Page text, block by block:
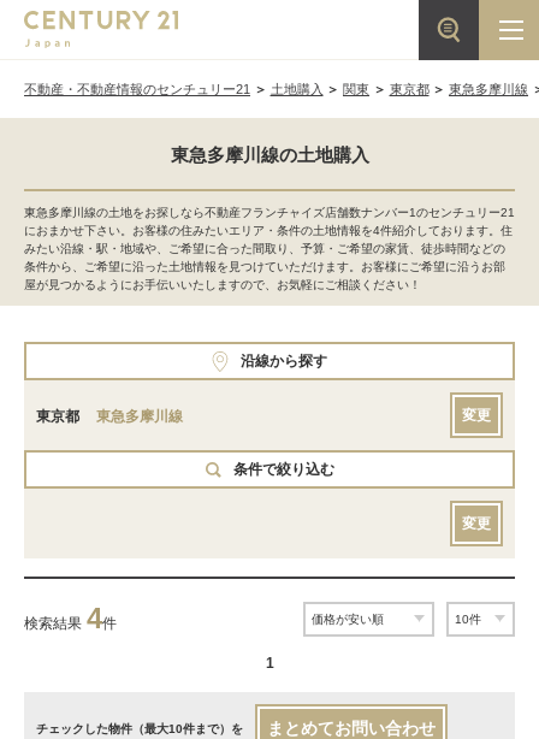
不動産・不動産情報のセンチュリー21 土地購入 関東 東京都 東急多摩川線
東急多摩川線の土地購入
東急多摩川線の土地をお探しなら不動産フランチャイズ店舗数ナンバー1のセンチュリー21
におまかせ下さい。お客様の住みたいエリア・条件の土地情報を4件紹介しております。住
みたい沿線・駅・地域や、ご希望に合った間取り、予算・ご希望の家賃、徒歩時間などの
条件から、ご希望に沿った土地情報を見つけていただけます。お客様にご希望に沿うお部
屋が見つかるようにお手伝いいたしますので、お気軽にご相談ください！
沿線から探す
東京都 東急多摩川線 変更
条件で絞り込む
変更
検索結果 4件
1
チェックした物件（最大10件まで）を まとめてお問い合わせ